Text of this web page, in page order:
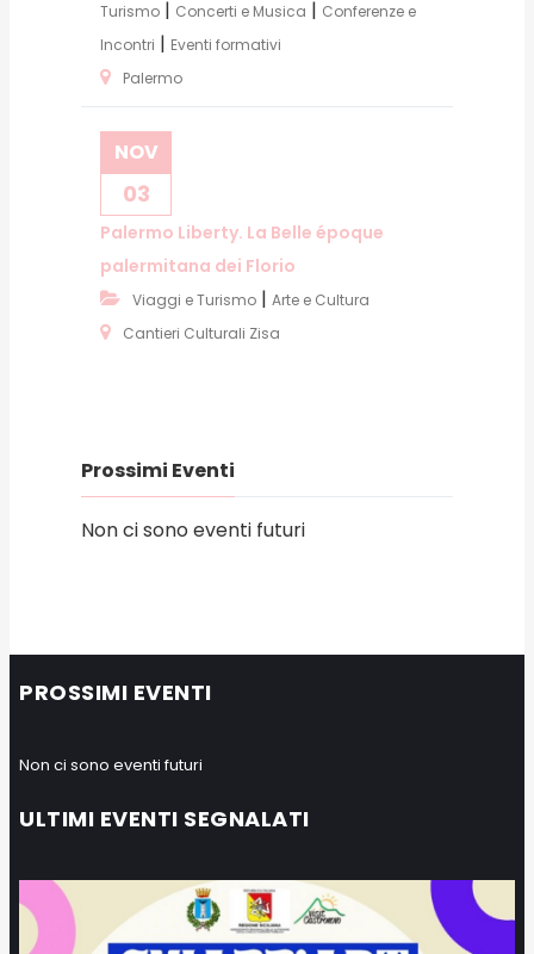
Turismo | Concerti e Musica | Conferenze e
Incontri | Eventi formativi
Palermo
NOV
03
Palermo Liberty. La Belle époque
palermitana dei Florio
Viaggi e Turismo | Arte e Cultura
Cantieri Culturali Zisa
Prossimi Eventi
Non ci sono eventi futuri
PROSSIMI EVENTI
Non ci sono eventi futuri
ULTIMI EVENTI SEGNALATI